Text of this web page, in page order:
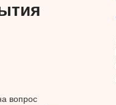
вопрос